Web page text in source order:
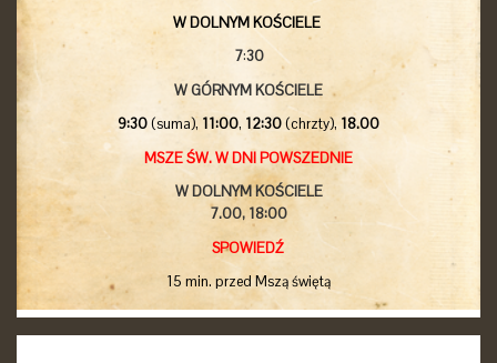
W DOLNYM KOŚCIELE
7:30
W GÓRNYM KOŚCIELE
9:30(suma), 11:00, 12:30(chrzty), 18.00
MSZE ŚW. W DNI POWSZEDNIE
W DOLNYM KOŚCIELE
7.00, 18:00
SPOWIEDŹ
15 min. przed Mszą świętą